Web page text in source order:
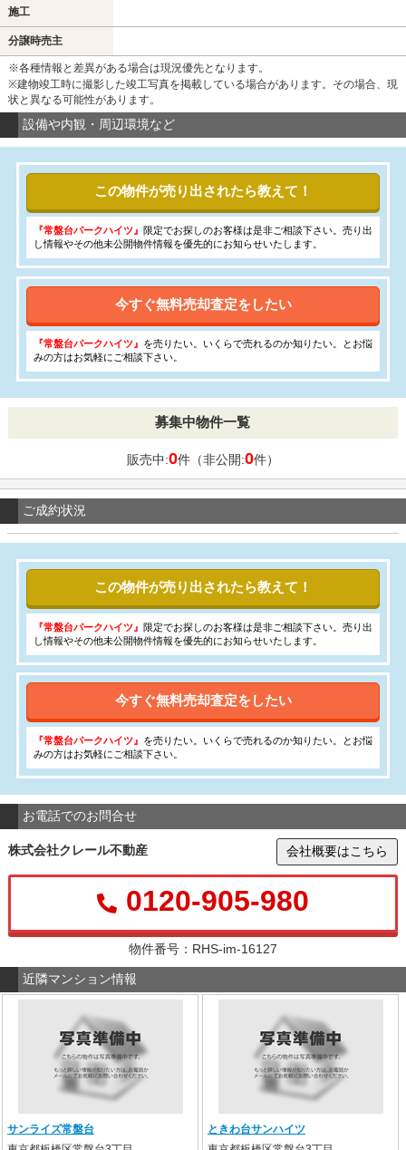
施工
分譲時売主
※各種情報と差異がある場合は現況優先となります。
※建物竣工時に撮影した竣工写真を掲載している場合があります。その場合、現
状と異なる可能性があります。
設備や内観・周辺環境など
この物件が売り出されたら教えて！
『常盤台パークハイツ』
限定でお探しのお客様は是非ご相談下さい。売り出
し情報やその他未公開物件情報を優先的にお知らせいたします。
今すぐ無料売却査定をしたい
『常盤台パークハイツ』 を売りたい。いくらで売れるのか知りたい。とお悩
みの方はお気軽にご相談下さい。
募集中物件一覧
販売中:0件（非公開:0件）
ご成約状況
この物件が売り出されたら教えて！
『常盤台パークハイツ』 限定でお探しのお客様は是非ご相談下さい。売り出
し情報やその他未公開物件情報を優先的にお知らせいたします。
今すぐ無料売却査定をしたい
『常盤台パークハイツ』 を売りたい。いくらで売れるのか知りたい。とお悩
みの方はお気軽にご相談下さい。
お電話でのお問合せ
株式会社クレール不動産 会社概要はこちら
0120-905-980
物件番号：RHS-im-16127
近隣マンション情報
サンライズ常盤台
ときわ台サンハイツ